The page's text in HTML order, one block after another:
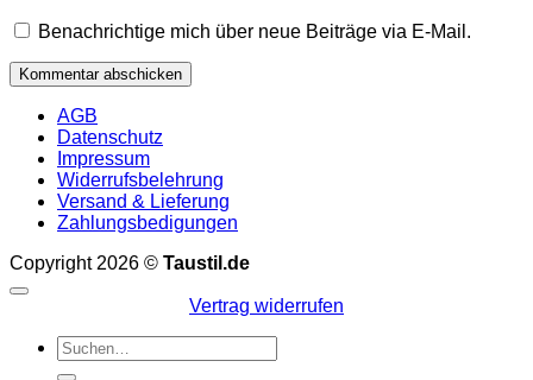
Benachrichtige mich über neue Beiträge via E-Mail.
AGB
Datenschutz
Impressum
Widerrufsbelehrung
Versand & Lieferung
Zahlungsbedigungen
Copyright 2026 © Taustil.de
Vertrag widerrufen
Suchen
nach: